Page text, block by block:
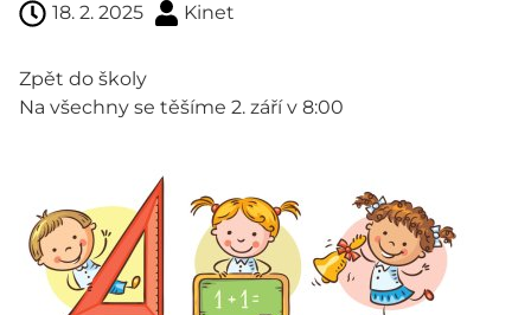
18. 2. 2025 Kinet
Zpět do školy
Na všechny se těšíme 2. září v 8:00